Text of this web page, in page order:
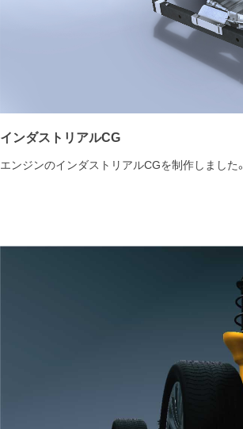
インダストリアルCG
エンジンのインダストリアルCGを制作しました。